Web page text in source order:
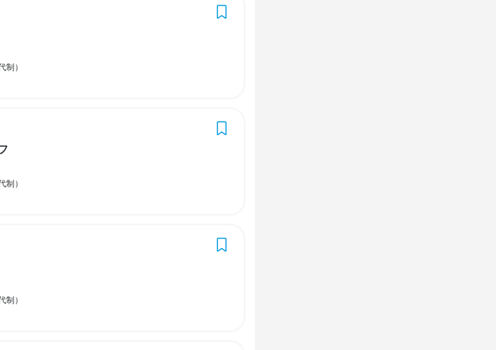
）
）
）
画像登録
どを使用）
工スタッフ（正社員・アルバイト）
ったりのお仕事です。
・日本のこだわり商品を扱うECモール「Ojorian（オ
るなびなど）の情報修正・更新・管理
工スタッフ（正社員・アルバイト）
ったりのお仕事です。
・日本のこだわり商品を扱うECモール「Ojorian（オ
の業務を担当していただきます。